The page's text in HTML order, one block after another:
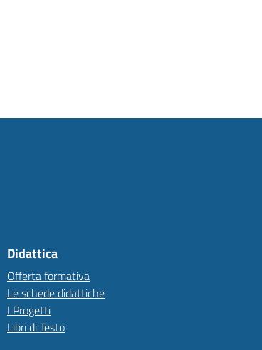
Didattica
Offerta formativa
Le schede didattiche
I Progetti
Libri di Testo